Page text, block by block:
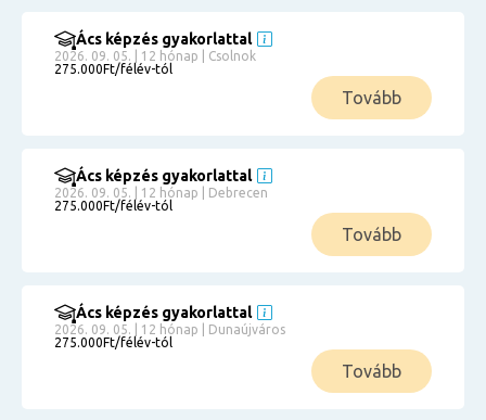
Ács képzés gyakorlattal
2026. 09. 05. | 12 hónap | Csolnok
275.000Ft/félév-tól
Tovább
Ács képzés gyakorlattal
2026. 09. 05. | 12 hónap | Debrecen
275.000Ft/félév-tól
Tovább
Ács képzés gyakorlattal
2026. 09. 05. | 12 hónap | Dunaújváros
275.000Ft/félév-tól
Tovább